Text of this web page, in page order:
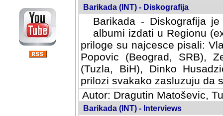
Barikada (INT) - Diskografija
Barikada - Diskografija
albumi izdati u Regionu
priloge su najcesce pisali:
Popovic (Beograd, SRB),
(Tuzla, BiH), Dinko
prilozi svakako zasluzuju da
Autor: Dragutin Matoševic,
Barikada (INT) - Interviews